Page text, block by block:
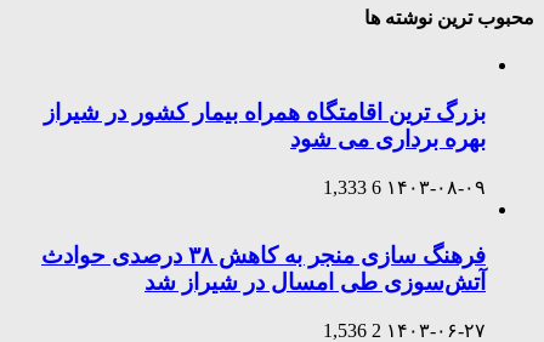
محبوب ترین نوشته ها
بزرگ ترین اقامتگاه همراه بیمار کشور در شیراز
بهره برداری می شود
۱۴۰۳-۰۸-۰۹ 6
1,333
فرهنگ سازی منجر به کاهش ۳۸ درصدی حوادث
آتش‌سوزی طی امسال در شیراز شد
۱۴۰۳-۰۶-۲۷ 2
1,536